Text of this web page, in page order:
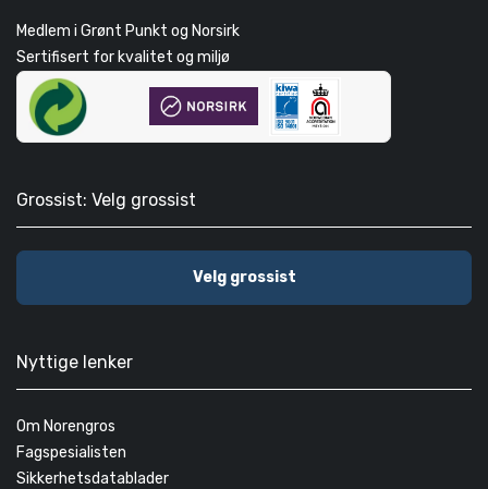
Medlem i Grønt Punkt og Norsirk
Sertifisert for kvalitet og miljø
Grossist: Velg grossist
Velg grossist
Nyttige lenker
Om Norengros
Fagspesialisten
Sikkerhetsdatablader